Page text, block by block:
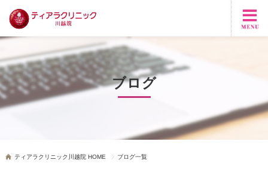
ブログ
ティアラクリニック川越院 HOME ブログ一覧